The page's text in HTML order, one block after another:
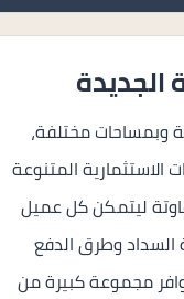
الجديدة
وبمساحات مختلفة،
المتنوعة
ليتمكن كل عميل
السداد وطرق الدفع
مجموعة كبيرة من